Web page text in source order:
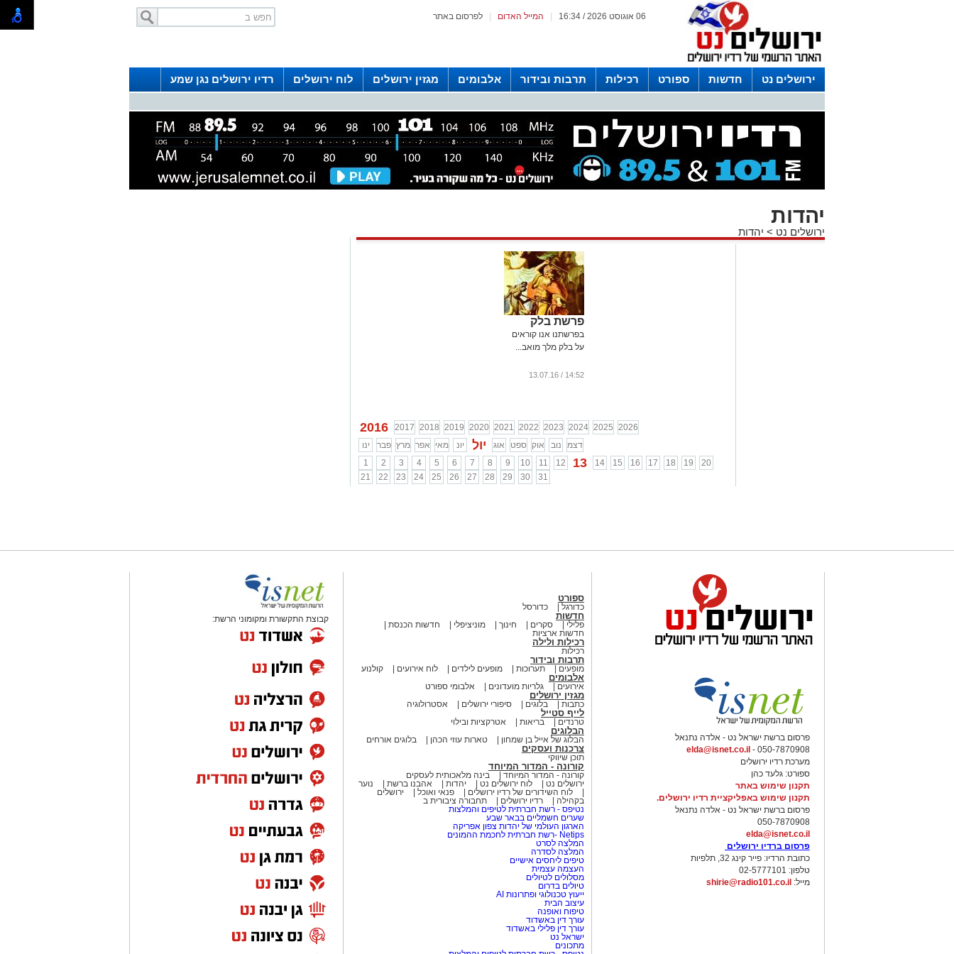
לפרסום באתר המייל האדום 06 אוגוסט 2026 / 16:34
ירושלים נט חדשות ספורט רכילות תרבות ובידור אלבומים מגזין ירושלים לוח ירושלים
רדיו ירושלים נגן שמע
יהדות
ירושלים נט > יהדות
פרשת בלק
בפרשתנו אנו קוראים
על בלק מלך מואב...
14:52 / 13.07.16
2016 2017 2018 2019 2020 2021 2022 2023 2024 2025 2026
ינו
פבר מרץ אפר מאי יונ יול אוג ספט אוק נוב
דצמ
1
2 3 4 5 6 7 8 9 10 11 12 13 14 15 16 17 18 19
20
21
22 23 24 25 26 27 28 29 30 31
פרסום ברשת ישראל נט - אלדה נתנאל
050-7870908 -
elda@isnet.co.il
מערכת רדיו ירושלים
ספורט: גלעד כהן
תקנון שימוש באתר
תקנון שימוש באפליקציית רדיו ירושלים.
פרסום ברשת ישראל נט - אלדה נתנאל
050-7870908
elda@isnet.co.il
פרסום ברדיו ירושלים
כתובת הרדיו: פייר קינג 32, תלפיות
טלפון: 02-5777101
מייל: shirie@radio101.co.il
ספורט
כדורגל כדורסל
חדשות
פלילי סקרים חינוך מוניציפלי
חדשות הכנסת
חדשות ארציות
רכילות ולילה
רכילות
תרבות ובידור
מופעים תערוכות מופעים לילדים לוח אירועים קולנוע
אלבומים
אירועים גלריות מועדונים אלבומי ספורט
מגזין ירושלים
כתבות בלוגים סיפורי ירושלים אסטרולוגיה
לייף סטייל
טרנדים בריאות אטרקציות ובילוי
הבלוגים
הבלוג של אייל בן שמחון טארות עוזי הכהן בלוגים אורחים
צרכנות ועסקים
תוכן שיווקי
קורונה - המדור המיוחד
קורונה - המדור המיוחד
בינה מלאכותית לעסקים
ירושלים נט
לוח ירושלים נט יהדות אהבנו ברשת
נוער
לוח השידורים של רדיו ירושלים
פנאי ואוכל
ירושלים
בקהילה
רדיו ירושלים
תחבורה ציבורית ב
נטיפס - רשת חברתית לטיפים והמלצות
שערים חשמליים בבאר שבע
הארגון העולמי של יהדות צפון אפריקה
Netips -רשת חברתית לחכמת ההמונים
המלצה לסרט
המלצה לסדרה
טיפים ליחסים אישיים
העצמה עצמית
מסלולים לטיולים
טיולים בדרום
ייעוץ טכנולוגי ופתרונות AI
עיצוב הבית
טיפוח ואופנה
עורך דין באשדוד
עורך דין פלילי באשדוד
ישראל נט
מתכונים
קבוצת התקשורת ומקומוני הרשת: